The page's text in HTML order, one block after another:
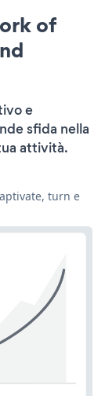
of
e
sfida nella
attività.
turn e